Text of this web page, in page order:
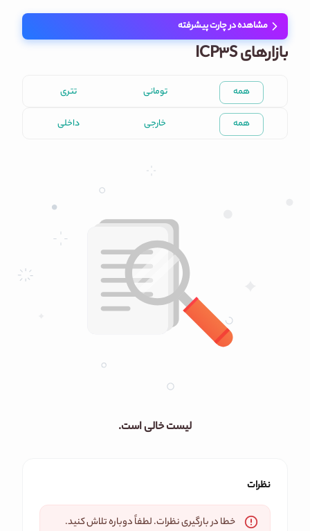
مشاهده در چارت پیشرفته
بازارهای ICP3S
همه تومانی تتری
همه خارجی داخلی
لیست خالی است.
نظرات
خطا در بارگیری نظرات. لطفاً دوباره تلاش کنید.